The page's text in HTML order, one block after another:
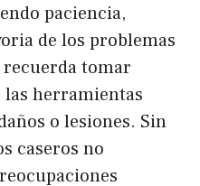
paciencia,
de los problemas
tomar
herramientas
o lesiones. Sin
caseros no